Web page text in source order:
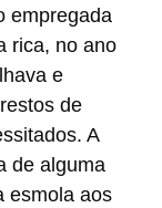
empregada
rica, no ano
e
de
A
de alguma
esmola aos